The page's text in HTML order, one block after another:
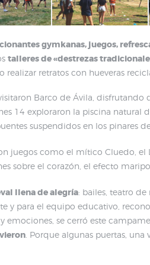
gymkanas, juegos,
talleres de «destrezas
retratos con hueveras
Barco de Ávila, disfrutando
14 exploraron la piscina natural
suspendidos en los pinares
juegos como el mítico Cluedo, el
sobre el corazón, el efecto
llena de alegría: bailes, teatro
y para el equipo educativo,
se cerró este
. Porque algunas puertas, una